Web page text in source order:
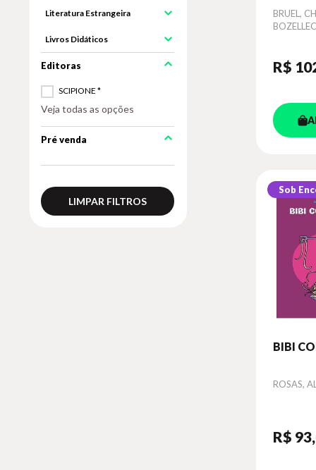
Literatura Estrangeira
Livros Didáticos
SCIPIONE *
Veja todas as opções
Pré venda
LIMPAR FILTROS
Autor
BRUEL,
R$
Sob
BIBI
Autor
ROSAS,
R$ 93